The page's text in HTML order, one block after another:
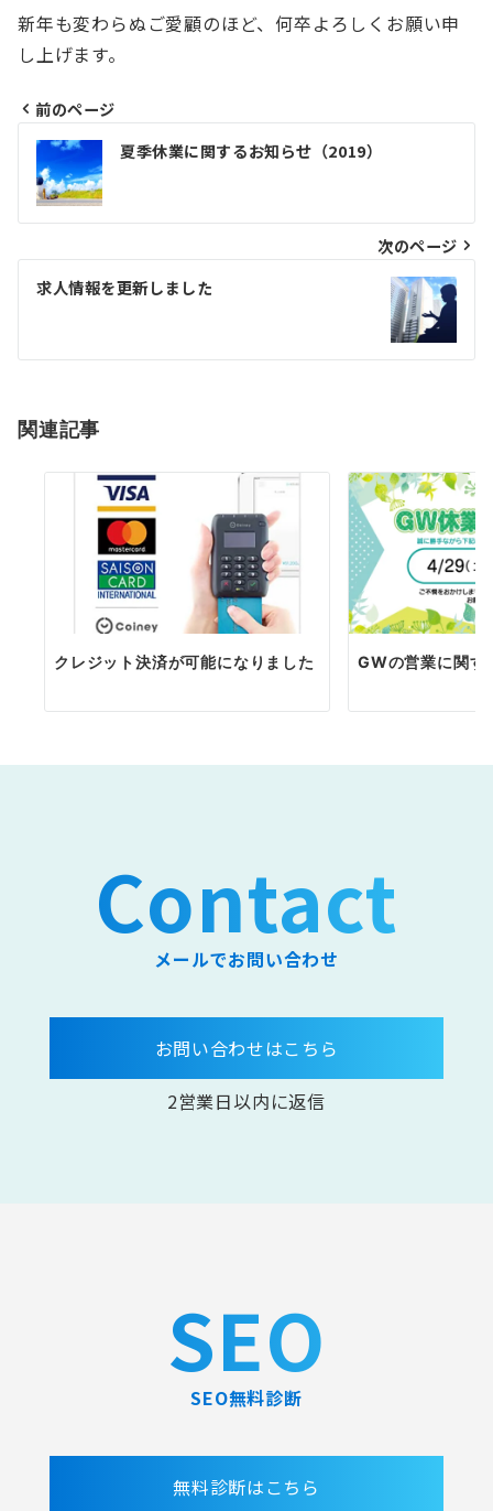
新年も変わらぬご愛顧のほど、何卒よろしくお願い申
し上げます。
投
稿
ナ
ビ
ゲ
シ
ン
前のページ
夏季休業に関するお知らせ（2019）
次のページ
求人情報を更新しました
関連記事
クレジット決済が可能になりました GWの営業に関す
Contact
メールでお問い合わせ
お問い合わせはこちら
2営業日以内に返信
SEO
SEO無料診断
無料診断はこちら